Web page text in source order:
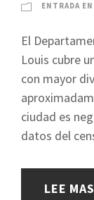
ENTRADA
El
Louis cubre
con mayor
ciudad es
datos del
LEE MAS